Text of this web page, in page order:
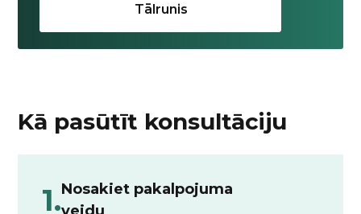
Tālrunis
Kā pasūtīt konsultāciju
1.Nosakiet pakalpojuma